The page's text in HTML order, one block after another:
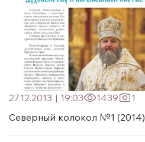
27.12.2013 | 19:03 1439
1
Северный колокол №1 (2014)